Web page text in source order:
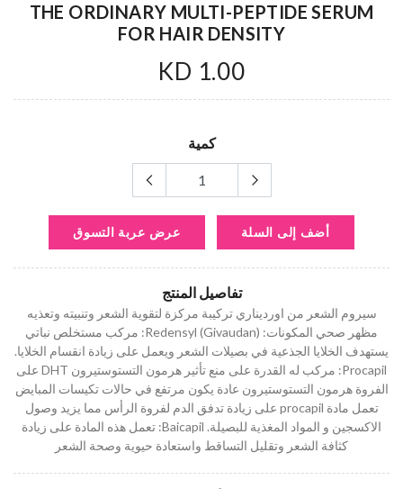
THE ORDINARY MULTI-PEPTIDE SERUM
FOR HAIR DENSITY
1.00 KD
كمية
أضف إلى السلة عرض عربة التسوق
تفاصيل المنتج
سيروم الشعر من اورديناري تركيبة مركزة لتقوية الشعر وتنبيته وتعذيه
مظهر صحي المكونات: ‏Redensyl (Givaudan): مركب مستخلص نباتي
يستهدف الخلايا الجذعية في بصيلات الشعر ويعمل على زيادة انقسام الخلايا.
Procapil: مركب له القدرة على منع تأثير هرمون التستوستيرون DHT على
الفروة هرمون التستوستيرون عادة يكون مرتفع في حالات تكيسات المبايض
تعمل مادة procapil على زيادة تدفق الدم لفروة الرأس مما يزيد وصول
الاكسجين و المواد المغذية للبصيلة. Baicapil: تعمل هذه المادة على زيادة
كثافة الشعر وتقليل التساقط واستعادة حيوية وصحة الشعر